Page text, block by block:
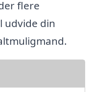
flere
udvide din